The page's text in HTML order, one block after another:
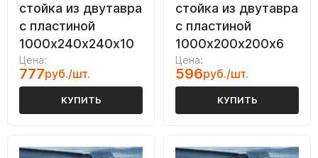
стойка из двутавра
с пластиной
1000х240х240х10
Цена:
777руб./шт.
КУПИТЬ
стойка из двутавра
с пластиной
1000х200х200х6
Цена:
596руб./шт.
КУПИТЬ